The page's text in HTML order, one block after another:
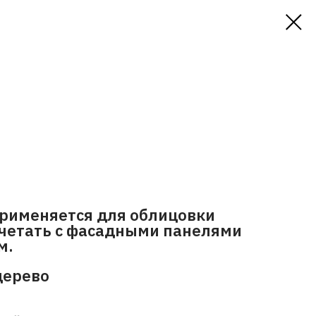
для облицовки
с фасадными панелями